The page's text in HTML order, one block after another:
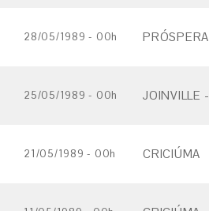
28/05/1989 - 00h
25/05/1989 - 00h JOINVILLE
21/05/1989 - 00h CRICIÚMA